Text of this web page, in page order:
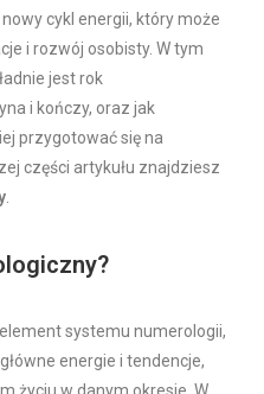
cykl energii, który może
i rozwój osobisty. W tym
jest rok
i kończy, oraz jak
przygotować się na
części artykułu znajdziesz
systemu numerologii,
energie i tendencje,
życiu w danym okresie. W